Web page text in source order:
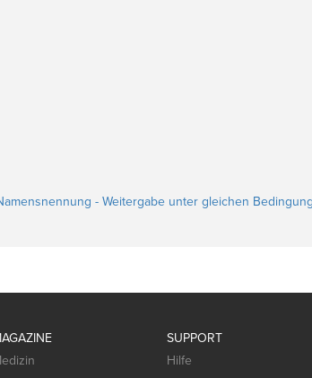
- Weitergabe unter gleichen
SUPPORT
Hilfe